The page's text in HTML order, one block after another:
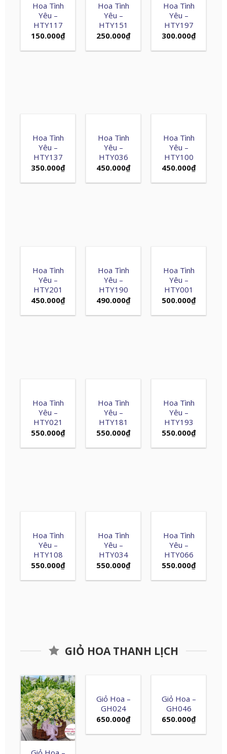
Hoa Tình
Yêu –
HTY117
150.000₫
Hoa Tình
Yêu –
HTY151
250.000₫
Hoa Tình
Yêu –
HTY197
300.000₫
Hoa Tình
Yêu –
HTY137
350.000₫
Hoa Tình
Yêu –
HTY036
450.000₫
Hoa Tình
Yêu –
HTY100
450.000₫
Hoa Tình
Yêu –
HTY201
450.000₫
Hoa Tình
Yêu –
HTY190
490.000₫
Hoa Tình
Yêu –
HTY001
500.000₫
Hoa Tình
Yêu –
HTY021
550.000₫
Hoa Tình
Yêu –
HTY181
550.000₫
Hoa Tình
Yêu –
HTY193
550.000₫
Hoa Tình
Yêu –
HTY108
550.000₫
Hoa Tình
Yêu –
HTY034
550.000₫
Hoa Tình
Yêu –
HTY066
550.000₫
GIỎ HOA THANH LỊCH
Giỏ Hoa –
GH024
650.000₫
Giỏ Hoa –
GH046
650.000₫